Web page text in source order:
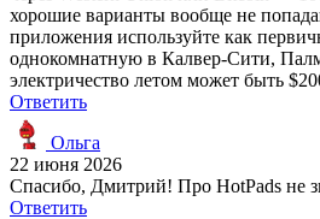
хорошие варианты вообще не
приложения используйте как
однокомнатную в Калвер-Сити,
электричество летом может быть
Ответить
Ольга
22 июня 2026
Спасибо, Дмитрий! Про HotPads не
Ответить